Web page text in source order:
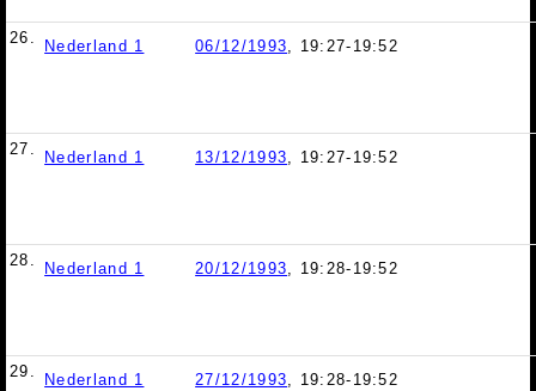
26. Nederland 1 06/12/1993, 19:27-19:52
27. Nederland 1 13/12/1993, 19:27-19:52
28. Nederland 1 20/12/1993, 19:28-19:52
29. Nederland 1 27/12/1993, 19:28-19:52